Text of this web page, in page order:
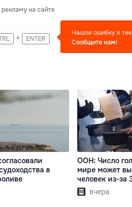
рекламу на сайте
+ ENTER
Нашли ошибку в
Сообщите нам!
в
ООН: Число
мире может
человек из-за
вчера